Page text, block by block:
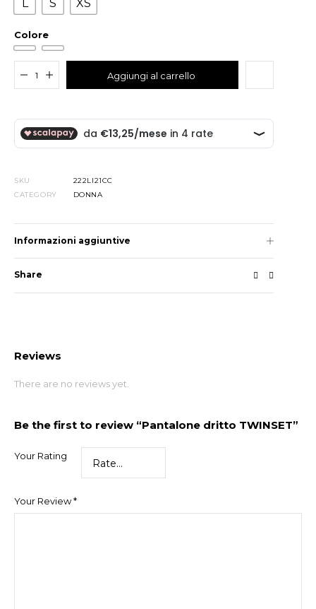
L S XS
Colore
Aggiungi al carrello
Added to cart
SKU
222LI21CC
CATEGORY
DONNA
Informazioni aggiuntive
Share
Reviews
There are no reviews yet.
Be the first to review “Pantalone dritto TWINSET”
Your Rating
Your Review*